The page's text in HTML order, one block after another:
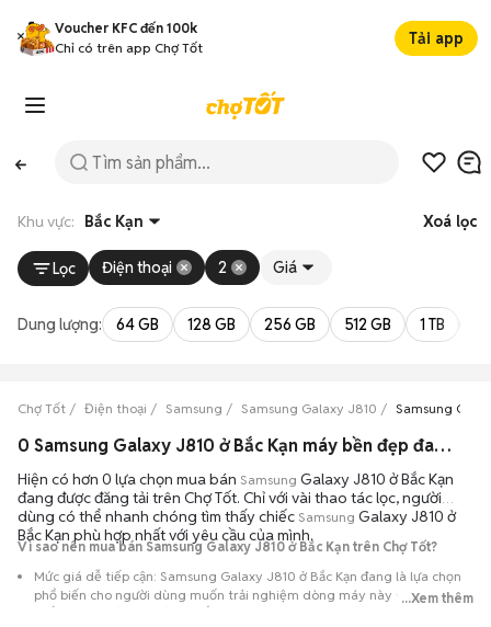
Voucher KFC đến 100k
Chỉ có trên app Chợ Tốt
Tải app
Khu vực: Bắc Kạn Xoá lọc
Lọc Điện thoại 2 Giá
Dung lượng: 64 GB 128 GB 256 GB 512 GB 1 TB
Chợ Tốt Điện thoại Samsung Samsung Galaxy J810 Samsung
0 Samsung Galaxy J810 ở Bắc Kạn máy bền đẹp đang bán 08/2026
Hiện có hơn 0 lựa chọn mua bán Samsung Galaxy J810 ở Bắc Kạn
đang được đăng tải trên Chợ Tốt. Chỉ với vài thao tác lọc, người
dùng có thể nhanh chóng tìm thấy chiếc Samsung Galaxy J810 ở
Bắc Kạn phù hợp nhất với yêu cầu của mình.
Vì sao nên mua bán Samsung Galaxy J810 ở Bắc Kạn trên Chợ Tốt?
Mức giá dễ tiếp cận: Samsung Galaxy J810 ở Bắc Kạn đang là lựa chọn
phổ biến cho người dùng muốn trải nghiệm dòng máy này với chi phí
thấp hơn so với khi mới ra mắt.
...Xem thêm